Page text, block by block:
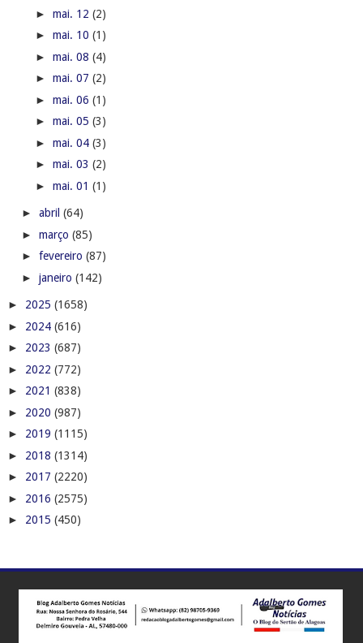
► mai. 12 (2)
► mai. 10 (1)
► mai. 08 (4)
► mai. 07 (2)
► mai. 06 (1)
► mai. 05 (3)
► mai. 04 (3)
► mai. 03 (2)
► mai. 01 (1)
► abril (64)
► março (85)
► fevereiro (87)
► janeiro (142)
► 2025 (1658)
► 2024 (616)
► 2023 (687)
► 2022 (772)
► 2021 (838)
► 2020 (987)
► 2019 (1115)
► 2018 (1314)
► 2017 (2220)
► 2016 (2575)
► 2015 (450)